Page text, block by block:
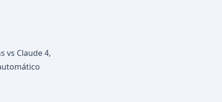
vs Claude 4,